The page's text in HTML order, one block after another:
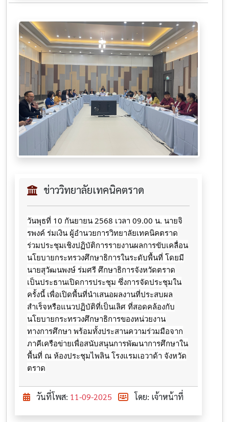
ข่าววิทยาลัยเทคนิคตราด
วันพุธที่ 10 กันยายน 2568 เวลา 09.00 น. นายจิ
รพงค์ ร่มเงิน ผู้อำนวยการวิทยาลัยเทคนิคตราด
ร่วมประชุมเชิงปฏิบัติการรายงานผลการขับเคลื่อน
นโยบายกระทรวงศึกษาธิการในระดับพื้นที่ โดยมี
นายสุวัฒนพงษ์ ร่มศรี ศึกษาธิการจังหวัดตราด
เป็นประธานเปิดการประชุม ซึ่งการจัดประชุมใน
ครั้งนี้ เพื่อเปิดพื้นที่นำเสนอผลงานที่ประสบผล
สำเร็จหรือแนวปฏิบัติที่เป็นเลิศ ที่สอดคล้องกับ
นโยบายกระทรวงศึกษาธิการของหน่วยงาน
ทางการศึกษา พร้อมทั้งประสานความร่วมมือจาก
ภาคีเครือข่ายเพื่อสนับสนุนการพัฒนาการศึกษาใน
พื้นที่ ณ ห้องประชุมไพลิน โรงแรมเอวาด้า จังหวัด
ตราด
วันที่โพส: 11-09-2025 โดย: เจ้าหน้าที่